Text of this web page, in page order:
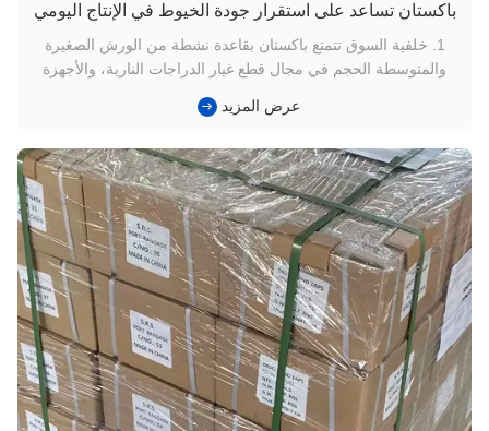
باكستان تساعد على استقرار جودة الخيوط في الإنتاج اليومي
1. خلفية السوق تتمتع باكستان بقاعدة نشطة من الورش الصغيرة
والمتوسطة الحجم في مجال قطع غيار الدراجات النارية، والأجهزة
الملولبة الداخلية عملية يومية، وغالبًا ما تتم باستخدام مزيج من
عرض المزيد